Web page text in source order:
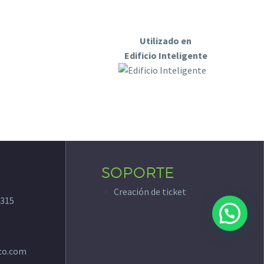
Utilizado en
Edificio Inteligente
315
SOPORTE
Creación de ticket